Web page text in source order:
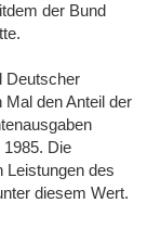
der Bund
Deutscher
den Anteil der
Die
Leistungen des
diesem Wert.